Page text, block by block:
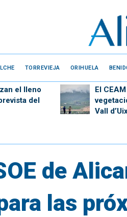
TORREVIEJA ORIHUELA
el lleno
del
El
Vall
de
las